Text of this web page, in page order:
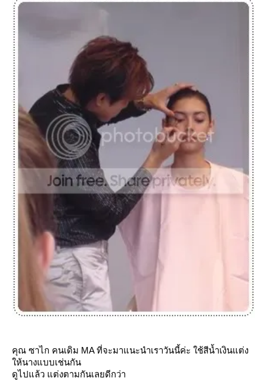
คุณ ซาไก คนเดิม MA ที่จะมาแนะนำเราวันนี้ค่ะ ใช้สีน้ำเงินแต่ง
ห้นางแบบเช่นกัน
ดูไปแล้ว แต่งตามกันเลยดีกว่า